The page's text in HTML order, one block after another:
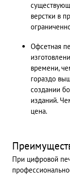
верстки в
Офсетная
времени,
гораздо
создании
изданий.
цена.
При цифровой